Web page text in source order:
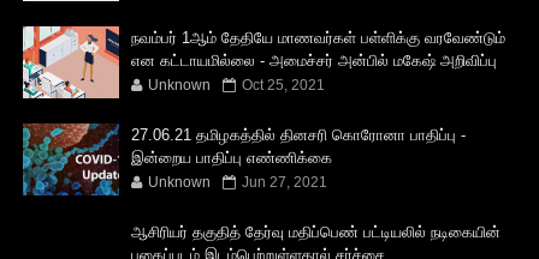
நவம்பர் 1ஆம் தேதியே மாணவர்கள் பள்ளிக்கு வரவேண்டும்
என கட்டாயமில்லை - அமைச்சர் அன்பில் மகேஷ் அறிவிப்பு
Unknown Oct 25, 2021
27.06.21 தமிழகத்தில் தினசரி கொரோனா பாதிப்பு -
இன்றைய பாதிப்பு எண்ணிக்கை
Unknown Jun 27, 2021
ஆசிரியர் தகுதித் தேர்வு மதிப்பெண் பட்டியலில் நடிகையின்
புகைப்படம் இடம்பெற்றுள்ளதால் சர்ச்சை